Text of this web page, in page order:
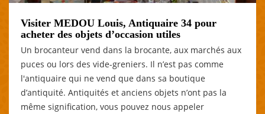
Visiter MEDOU Louis, Antiquaire 34 pour
acheter des objets d’occasion utiles
Un brocanteur vend dans la brocante, aux marchés aux
puces ou lors des vide-greniers. Il n’est pas comme
l'antiquaire qui ne vend que dans sa boutique
d’antiquité. Antiquités et anciens objets n’ont pas la
même signification, vous pouvez nous appeler